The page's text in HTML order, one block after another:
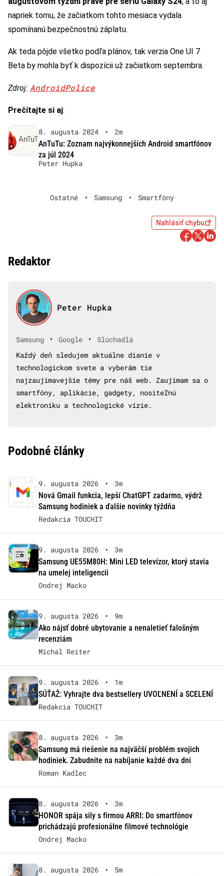
napriek tomu, že začiatkom tohto mesiaca vydala
spomínanú bezpečnostnú záplatu.
Ak teda pôjde všetko podľa plánov, tak verzia One UI 7
Beta by mohla byť k dispozícii už začiatkom septembra.
Zdroj: AndroidPolice
Prečítajte si aj:
8. augusta 2024 •
2m
AnTuTu: Zoznam najvýkonnejších Android smartfónov
za júl 2024
Peter Hupka
Ostatné • Samsung • Smartfóny
Nahlásiť chybu
Redaktor
Peter Hupka
Samsung • Google •
Slúchadlá
Každý deň sledujem aktuálne dianie v
technologickom svete a vyberám tie
najzaujímavejšie témy pre náš web. Zaujímam sa o
smartfóny, aplikácie, gadgety, nositeľnú
elektroniku a technologické vízie.
Podobné články
9. augusta 2026 •
3m
Nová Gmail funkcia, lepší ChatGPT zadarmo, výdrž
Samsung hodiniek a ďalšie novinky týždňa
Redakcia TOUCHIT
9. augusta 2026 •
3m
Samsung UE55M80H: Mini LED televízor, ktorý stavia
na umelej inteligencii
Ondrej Macko
9. augusta 2026 •
9m
Ako nájsť dobré ubytovanie a nenaletieť falošným
recenziám
Michal Reiter
9. augusta 2026 •
1m
SÚŤAŽ: Vyhrajte dva bestsellery UVOĽNENÍ a SCELENÍ
Redakcia TOUCHIT
8. augusta 2026 •
3m
Samsung má riešenie na najväčší problém svojich
hodiniek. Zabudnite na nabíjanie každé dva dni
Roman Kadlec
8. augusta 2026 •
3m
HONOR spája sily s firmou ARRI: Do smartfónov
prichádzajú profesionálne filmové technológie
Ondrej Macko
8. augusta 2026 •
5m